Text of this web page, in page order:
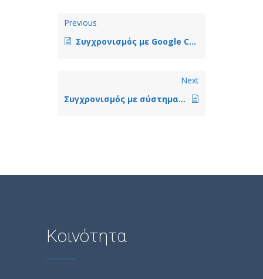
Previous
Συγχρονισμός με Google Calendar
Next
Συγχρονισμός με σύστημα λογιστικής διαχείρισης Elorus
Κοινότητα